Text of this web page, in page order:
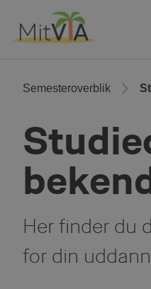
Content
Semesteroverblik
Her finder du
for din